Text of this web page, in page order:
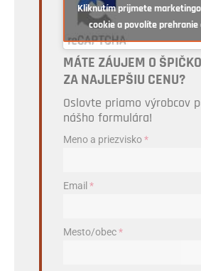
Kliknutím prijmete
cookie a povolíte prehranie
MÁTE ZÁUJEM O
ZA NAJLEPŠIU CENU?
Oslovte priamo výrobcov
nášho formulára!
Meno a priezvisko*
Email *
Mesto/obec*